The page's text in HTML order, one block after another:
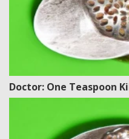
Doctor: One Teaspoon